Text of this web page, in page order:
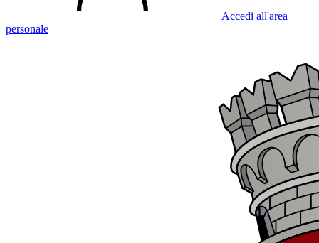
Accedi all'area
personale